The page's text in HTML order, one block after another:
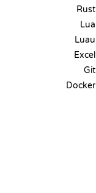
Rust
Lua
Luau
Excel
Git
Docker